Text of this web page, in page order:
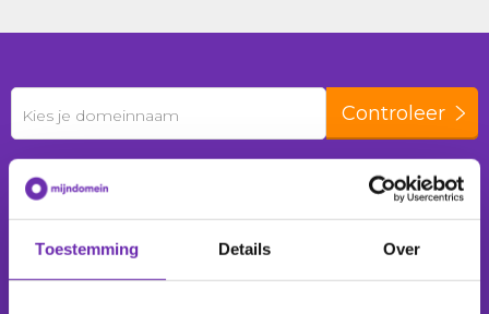
Toestemming Details Over
Kies je domeinnaam Controleer
388 domeinnamen
Wij beheren1.039.132 domeinnamen voor277.811
klanten.